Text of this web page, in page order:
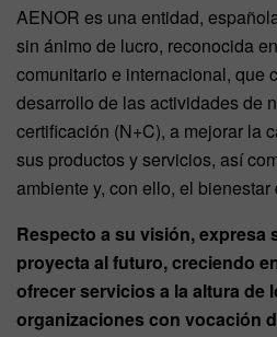
AENOR es una entidad,
sin ánimo de lucro, reconocida
comunitario e internacional, que
desarrollo de las actividades de
certificación (N+C), a mejorar la
sus productos y servicios, así
ambiente y, con ello, el
Respecto a su visión, expresa
proyecta al futuro, creciendo
ofrecer servicios a la altura de
organizaciones con vocación